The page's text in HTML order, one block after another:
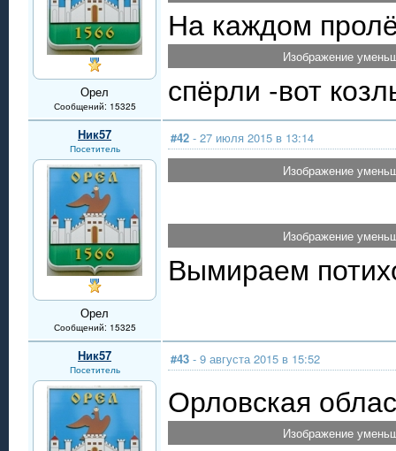
Орел
Сообщений: 15325
На каждом
Изображение
спёрли -вот
Ник57
Посетитель
Орел
Сообщений: 15325
#42 - 27 июля 2015 в 13:14
Изображение
Изображение
Вымираем
Ник57
Посетитель
#43 - 9 августа 2015 в 15:52
Орловская
Изображение